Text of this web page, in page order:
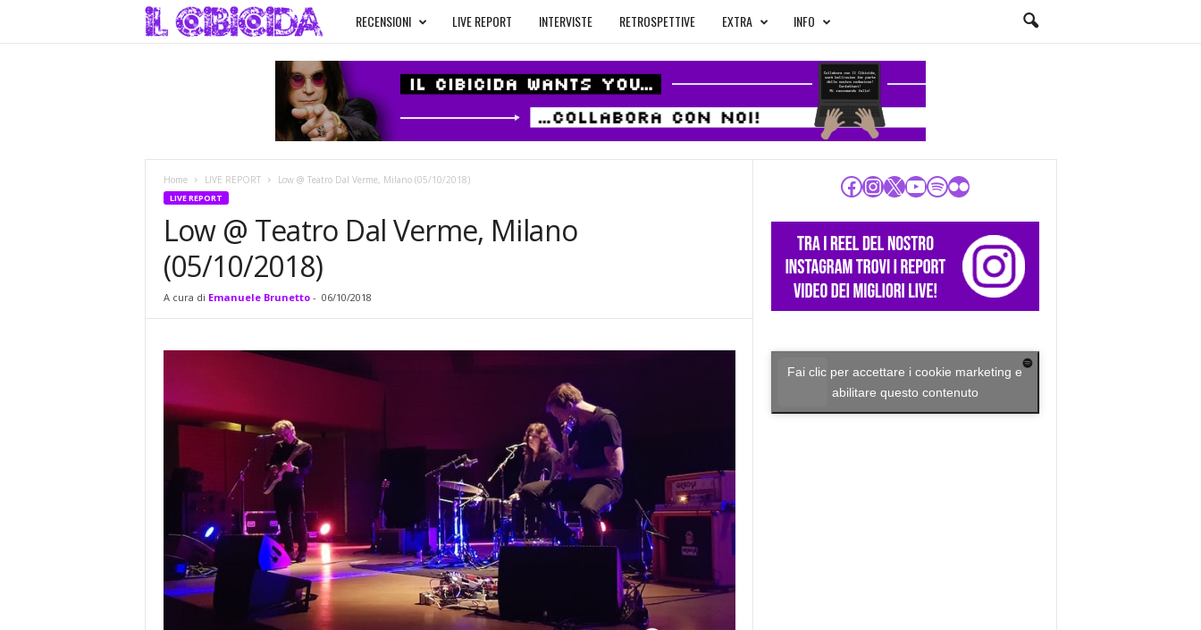
l
C
i
RECENSIONI LIVE REPORT INTERVISTE RETROSPETTIVE EXTRA INFO
Home LIVE REPORT Low @ Teatro Dal Verme, Milano (05/10/2018)
LIVE REPORT
Low @ Teatro Dal Verme, Milano
(05/10/2018)
A cura di Emanuele Brunetto- 06/10/2018
Facebook
Instagram
X YouTube
Spotify
Flickr
Fai clic per accettare i cookie marketing e
abilitare questo contenuto